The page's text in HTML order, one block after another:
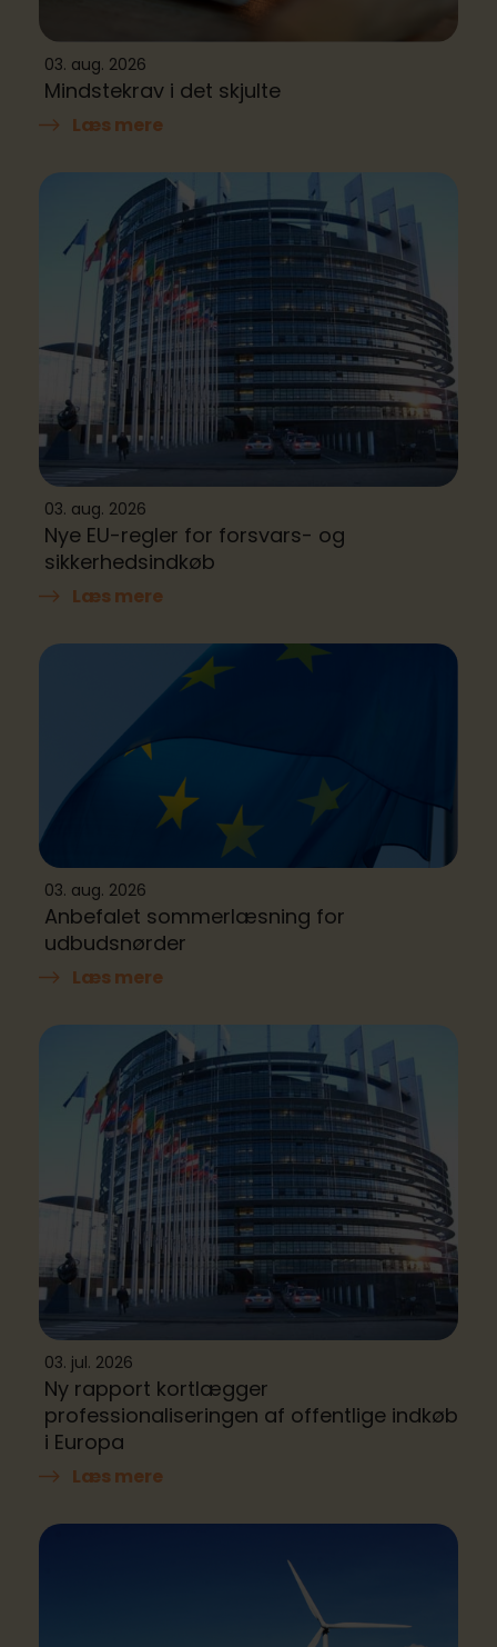
03. aug. 2026
Mindstekrav i det skjulte
Læs mere
03. aug. 2026
Nye EU-regler for forsvars- og
sikkerhedsindkøb
Læs mere
03. aug. 2026
Anbefalet sommerlæsning for
udbudsnørder
Læs mere
03. jul. 2026
Ny rapport kortlægger
professionaliseringen af offentlige indkøb
i Europa
Læs mere